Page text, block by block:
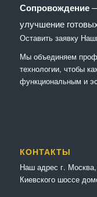
Сопровождение—
улучшение
Оставить заявку
Мы объединяем
технологии, чтобы
функциональным и
КОНТАКТЫ
Наш адрес г.
Киевского шоссе